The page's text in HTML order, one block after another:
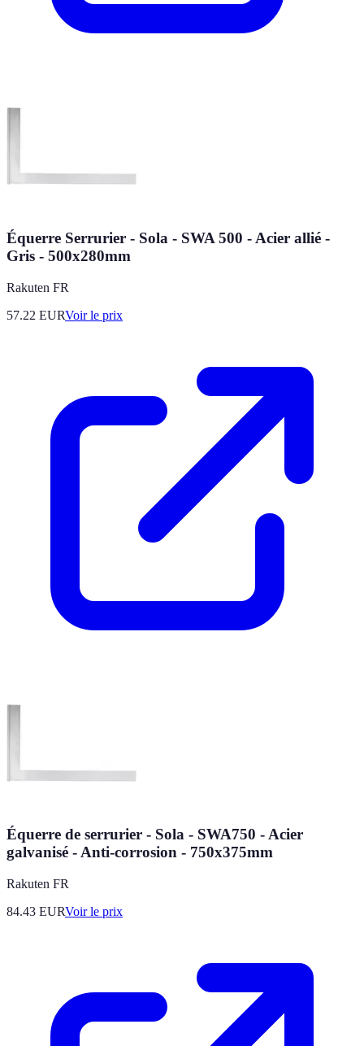
Équerre Serrurier - Sola - SWA 500 - Acier allié -
Gris - 500x280mm
Rakuten FR
57.22 EURVoir le prix
Équerre de serrurier - Sola - SWA750 - Acier
galvanisé - Anti-corrosion - 750x375mm
Rakuten FR
84.43 EURVoir le prix